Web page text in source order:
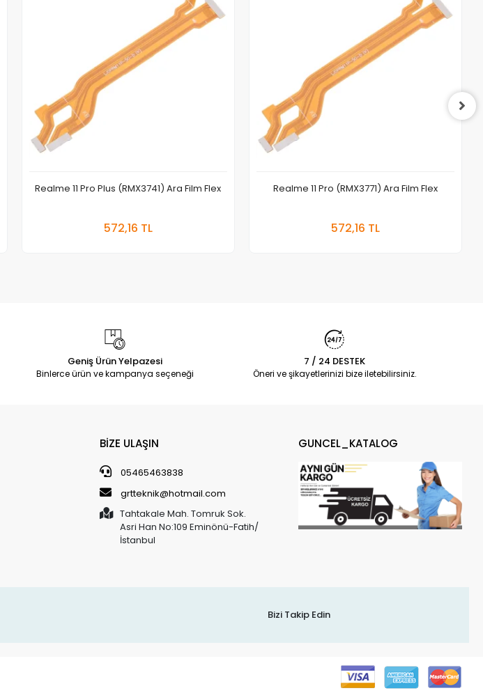
Realme 11 Pro Plus (RMX3741) Ara Film Flex
572,16 TL
Realme 11 Pro (RMX3771) Ara Film Flex
572,16 TL
Geniş Ürün Yelpazesi
Binlerce ürün ve kampanya seçeneği
7 / 24 DESTEK
Öneri ve şikayetlerinizi bize iletebilirsiniz.
BİZE ULAŞIN
05465463838
grtteknik@hotmail.com
Tahtakale Mah. Tomruk Sok.
Asri Han No:109 Eminönü-Fatih/
İstanbul
GUNCEL_KATALOG
Bizi Takip Edin